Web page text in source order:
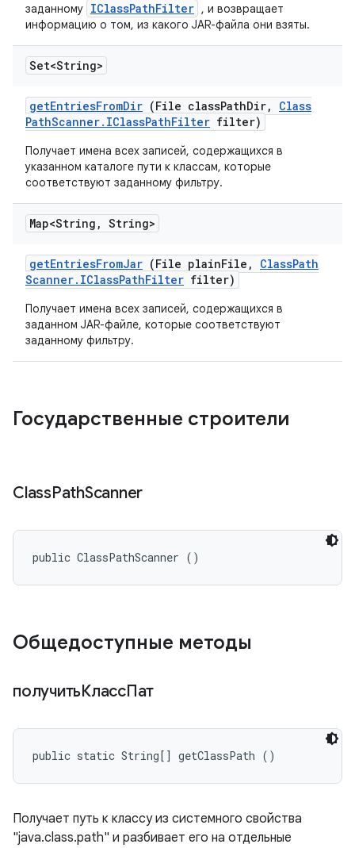
заданному IClassPathFilter , и возвращает
информацию о том, из какого JAR-файла они взяты.
Set<String>
getEntriesFromDir (File classPathDir,
Class
PathScanner. IClassPathFilter filter)
Получает имена всех записей, содержащихся в
указанном каталоге пути к классам, которые
соответствуют заданному фильтру.
Map<String , String>
getEntriesFromJar (File plainFile , ClassPath
Scanner. IClassPathFilter filter)
Получает имена всех записей, содержащихся в
заданном JAR-файле, которые соответствуют
заданному фильтру.
Государственные строители
ClassPathScanner
public ClassPathScanner ()
Общедоступные методы
получитьКлассПат
public static String[] getClassPath ()
Получает путь к классу из системного свойства
"java.class.path" и разбивает его на отдельные